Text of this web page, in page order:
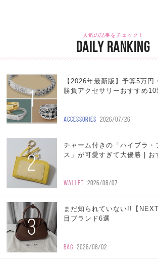
人気の記事をチェック！
DAILY RANKING
1
【2026年最新版】予算5万
勝負アクセサリーおすすめ10
ACCESSORIES 2026/07/26
2
チャーム付きの「ハイブラ・
ス」が可愛すぎて大優勝 | お
WALLET 2026/08/07
3
まだ知られていない!!【
目ブランド6選
BAG 2026/08/02